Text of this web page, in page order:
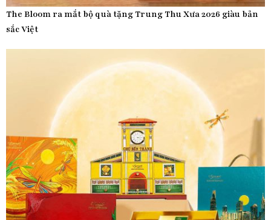
The Bloom ra mắt bộ quà tặng Trung Thu Xưa 2026 giàu bản
sắc Việt